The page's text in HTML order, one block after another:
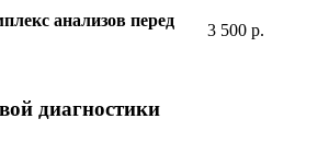
анализов перед
3 500 р.
диагностики